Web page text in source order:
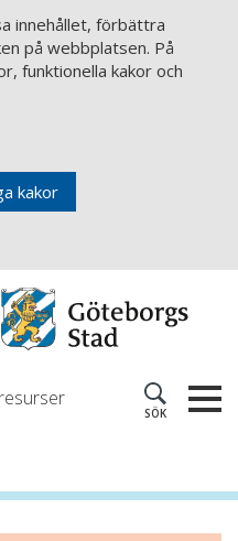
innehållet, förbättra
på webbplatsen. På
funktionella kakor och
kakor
SÖK